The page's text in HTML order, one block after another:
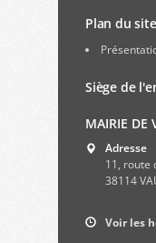
Plan du site
Siège de
MAIRIE DE
Adresse
11, route
38114
Voir les